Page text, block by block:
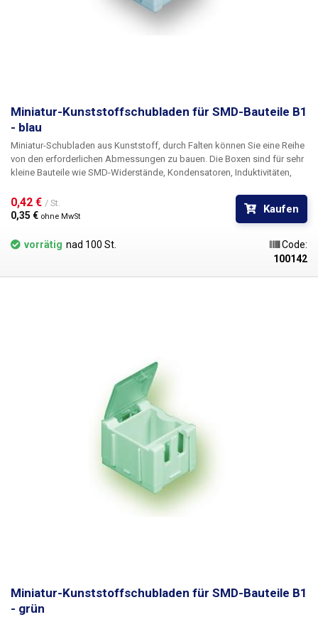
Miniatur-Kunststoffschubladen für SMD-Bauteile B1
- blau
Miniatur-Schubladen aus Kunststoff, durch Falten können Sie eine Reihe
von den erforderlichen Abmessungen zu bauen. Die Boxen sind für sehr
kleine Bauteile wie SMD-Widerstände, Kondensatoren, Induktivitäten,
Grundbaustein ist eine Kunststoffschublade mit den Innenmaßen 21 ×
17 mm, auf deren Oberseite sich ein durchsichtiger Deckel befindet, der
sich durch eine Feder automatisch öffnet, wenn der Schnabel entfernt
wird.
0,42 € / St.
0,35 € ohne MwSt
Kaufen
vorrätig nad 100 St.
Code:
100142
Miniatur-Kunststoffschubladen für SMD-Bauteile B1
- grün